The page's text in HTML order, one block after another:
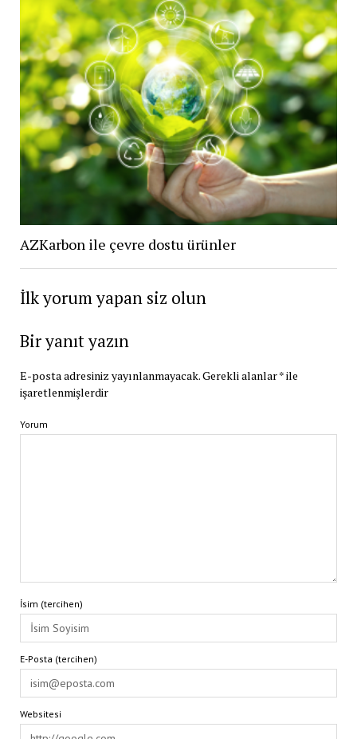
AZKarbon ile çevre dostu ürünler
İlk yorum yapan siz olun
Bir yanıt yazın
E-posta adresiniz yayınlanmayacak.Gerekli alanlar*ile
işaretlenmişlerdir
Yorum
İsim (tercihen)
E-Posta (tercihen)
Websitesi